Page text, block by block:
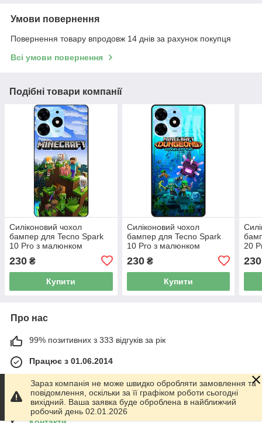
Умови повернення
Повернення товару впродовж 14 днів за рахунок покупця
Всі умови повернення
Подібні товари компанії
Силіконовий чохол
бампер для Tecno Spark
10 Pro з малюнком
230 ₴
Купити
Силіконовий чохол
бампер для Tecno Spark
10 Pro з малюнком
230₴
Купити
20
230
Про нас
99% позитивних з 333 відгуків за рік
Працює з 01.06.2014
м. Харків
График работы 10.00-17.00. Суббота - Воскресенье
выходной!, Харків, Україна
Зараз компанія не може швидко обробляти замовлення та
повідомлення, оскільки за її графіком роботи сьогодні
вихідний. Ваша заявка буде оброблена в найближчий
робочий день 02.01.2026